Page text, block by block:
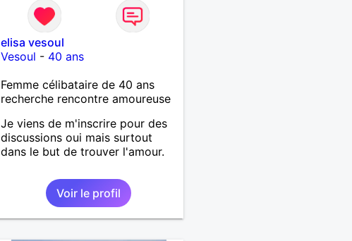
elisa vesoul
Vesoul - 40 ans
Femme célibataire de 40 ans
recherche rencontre amoureuse
Je viens de m'inscrire pour des
discussions oui mais surtout
dans le but de trouver l'amour.
Voir le profil